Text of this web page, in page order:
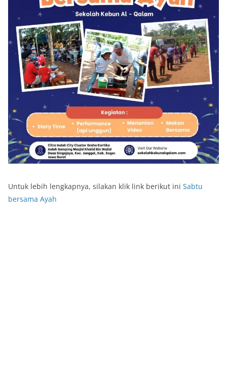
Untuk lebih lengkapnya, silakan klik link berikut ini Sabtu
bersama Ayah